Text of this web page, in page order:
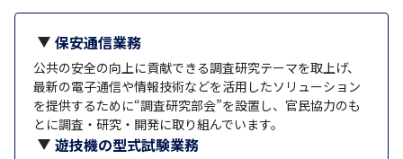
保安通信業務
公共の安全の向上に貢献できる調査研究テーマを取上げ、
最新の電子通信や情報技術などを活用したソリューション
を提供するために“調査研究部会”を設置し、官民協力のも
とに調査・研究・開発に取り組んでいます。
遊技機の型式試験業務